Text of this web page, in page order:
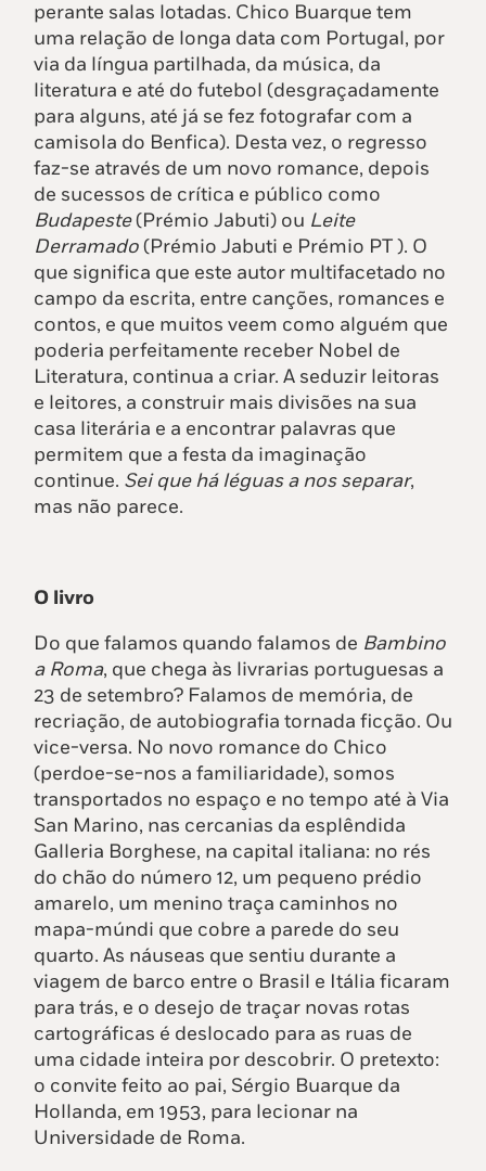
perante salas lotadas. Chico Buarque tem
uma relação de longa data com Portugal, por
via da língua partilhada, da música, da
literatura e até do futebol (desgraçadamente
para alguns, até já se fez fotografar com a
camisola do Benfica). Desta vez, o regresso
faz-se através de um novo romance, depois
de sucessos de crítica e público como
Budapeste(Prémio Jabuti) ou Leite
Derramado(Prémio Jabuti e Prémio PT ). O
que significa que este autor multifacetado no
campo da escrita, entre canções, romances e
contos, e que muitos veem como alguém que
poderia perfeitamente receber Nobel de
Literatura, continua a criar. A seduzir leitoras
e leitores, a construir mais divisões na sua
casa literária e a encontrar palavras que
permitem que a festa da imaginação
continue. Sei que há léguas a nos separar,
mas não parece.
O livro
Do que falamos quando falamos de Bambino
a Roma, que chega às livrarias portuguesas a
23 de setembro? Falamos de memória, de
recriação, de autobiografia tornada ficção. Ou
vice-versa. No novo romance do Chico
(perdoe-se-nos a familiaridade), somos
transportados no espaço e no tempo até à Via
San Marino, nas cercanias da esplêndida
Galleria Borghese, na capital italiana: no rés
do chão do número 12, um pequeno prédio
amarelo, um menino traça caminhos no
mapa-múndi que cobre a parede do seu
quarto. As náuseas que sentiu durante a
viagem de barco entre o Brasil e Itália ficaram
para trás, e o desejo de traçar novas rotas
cartográficas é deslocado para as ruas de
uma cidade inteira por descobrir. O pretexto:
o convite feito ao pai, Sérgio Buarque da
Hollanda, em 1953, para lecionar na
Universidade de Roma.